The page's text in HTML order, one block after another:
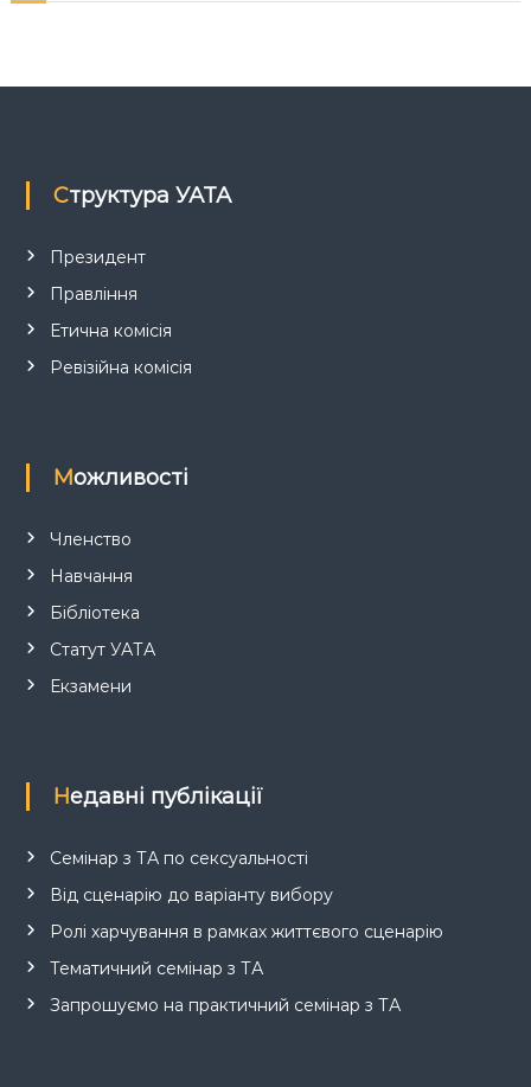
з
п
и
м
и
Структура УАТА
Президент
Правління
Етична комісія
Ревізійна комісія
Можливості
Членство
Навчання
Бібліотека
Статут УАТА
Екзамени
Недавні публікації
Семінар з ТА по сексуальності
Від сценарію до варіанту вибору
Ролі харчування в рамках життєвого сценарію
Тематичний семінар з ТА
Запрошуємо на практичний семінар з ТА